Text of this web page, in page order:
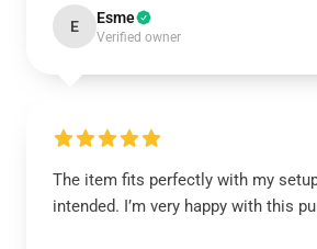
E Esme
Verified owner
The item fits perfectly with my
intended. I’m very happy with this